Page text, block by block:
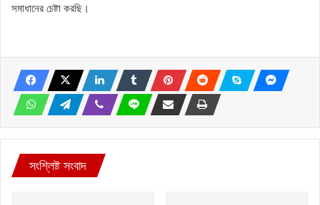
সমাধানের চেষ্টা করছি।
সংশ্লিষ্ট সংবাদ